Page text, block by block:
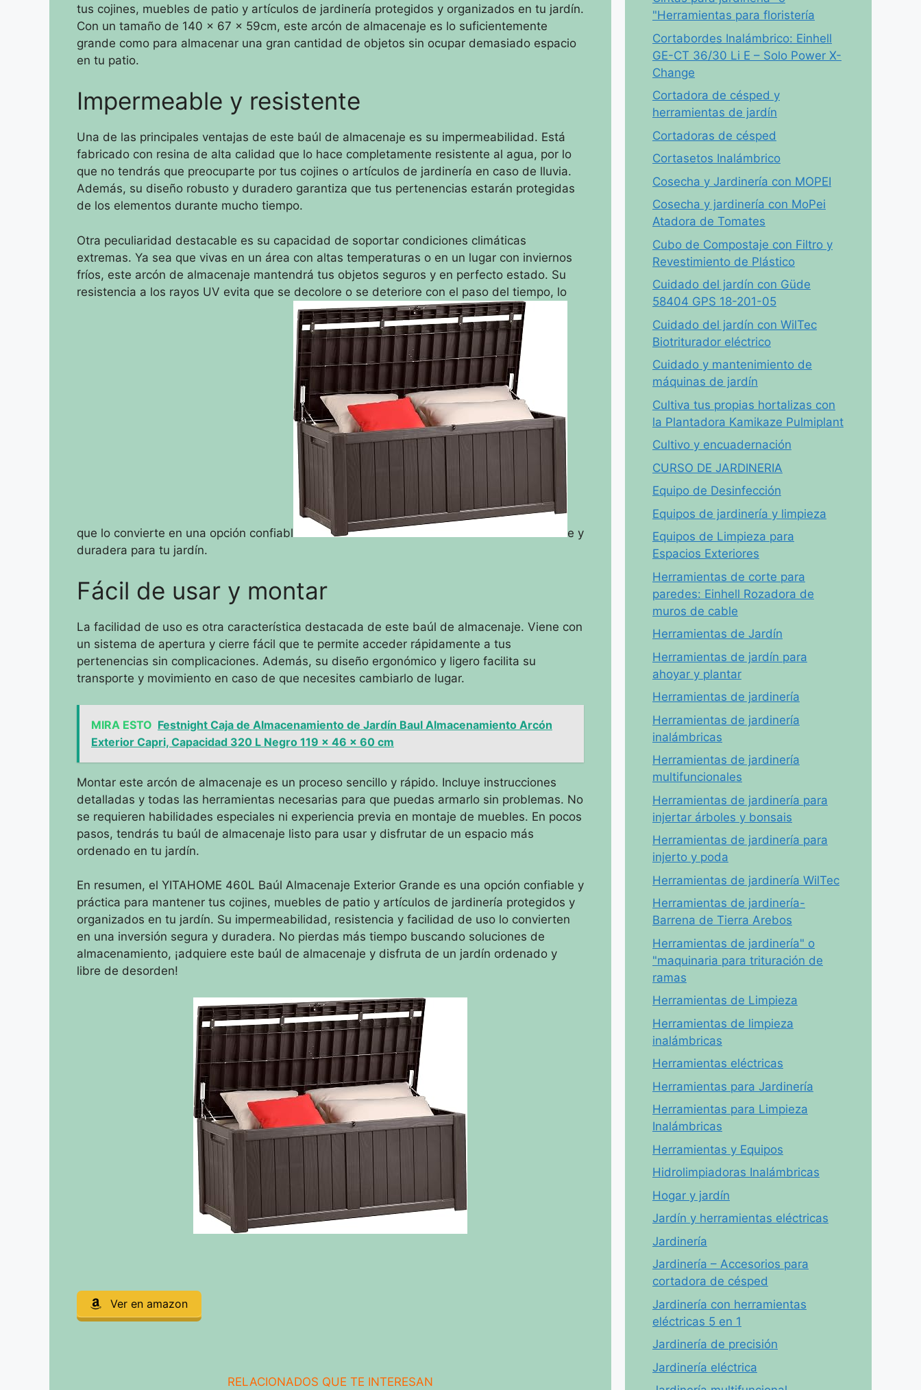
tus cojines, muebles de patio y artículos de jardinería protegidos y organizados en tu jardín.
Con un tamaño de 140 x 67 x 59cm, este arcón de almacenaje es lo suficientemente
grande como para almacenar una gran cantidad de objetos sin ocupar demasiado espacio
en tu patio.
Impermeable y resistente
Una de las principales ventajas de este baúl de almacenaje es su impermeabilidad. Está
fabricado con resina de alta calidad que lo hace completamente resistente al agua, por lo
que no tendrás que preocuparte por tus cojines o artículos de jardinería en caso de lluvia.
Además, su diseño robusto y duradero garantiza que tus pertenencias estarán protegidas
de los elementos durante mucho tiempo.
Otra peculiaridad destacable es su capacidad de soportar condiciones climáticas
extremas. Ya sea que vivas en un área con altas temperaturas o en un lugar con inviernos
fríos, este arcón de almacenaje mantendrá tus objetos seguros y en perfecto estado. Su
resistencia a los rayos UV evita que se decolore o se deteriore con el paso del tiempo, lo
que lo convierte en una opción confiabl
e y
duradera para tu jardín.
Fácil de usar y montar
La facilidad de uso es otra característica destacada de este baúl de almacenaje. Viene con
un sistema de apertura y cierre fácil que te permite acceder rápidamente a tus
pertenencias sin complicaciones. Además, su diseño ergonómico y ligero facilita su
transporte y movimiento en caso de que necesites cambiarlo de lugar.
MIRA ESTO Festnight Caja de Almacenamiento de Jardín Baul Almacenamiento Arcón
Exterior Capri, Capacidad 320 L Negro 119 x 46 x 60 cm
Montar este arcón de almacenaje es un proceso sencillo y rápido. Incluye instrucciones
detalladas y todas las herramientas necesarias para que puedas armarlo sin problemas. No
se requieren habilidades especiales ni experiencia previa en montaje de muebles. En pocos
pasos, tendrás tu baúl de almacenaje listo para usar y disfrutar de un espacio más
ordenado en tu jardín.
En resumen, el YITAHOME 460L Baúl Almacenaje Exterior Grande es una opción confiable y
práctica para mantener tus cojines, muebles de patio y artículos de jardinería protegidos y
organizados en tu jardín. Su impermeabilidad, resistencia y facilidad de uso lo convierten
en una inversión segura y duradera. No pierdas más tiempo buscando soluciones de
almacenamiento, ¡adquiere este baúl de almacenaje y disfruta de un jardín ordenado y
libre de desorden!
Ver en amazon
RELACIONADOS QUE TE INTERESAN
"Herramientas para floristería
Cortabordes Inalámbrico: Einhell
GE-CT 36/30 Li E – Solo Power X-
Change
Cortadora de césped y
herramientas de jardín
Cortadoras de césped
Cortasetos Inalámbrico
Cosecha y Jardinería con MOPEI
Cosecha y jardinería con MoPei
Atadora de Tomates
Cubo de Compostaje con Filtro y
Revestimiento de Plástico
Cuidado del jardín con Güde
58404 GPS 18-201-05
Cuidado del jardín con WilTec
Biotriturador eléctrico
Cuidado y mantenimiento de
máquinas de jardín
Cultiva tus propias hortalizas con
la Plantadora Kamikaze Pulmiplant
Cultivo y encuadernación
CURSO DE JARDINERIA
Equipo de Desinfección
Equipos de jardinería y limpieza
Equipos de Limpieza para
Espacios Exteriores
Herramientas de corte para
paredes: Einhell Rozadora de
muros de cable
Herramientas de Jardín
Herramientas de jardín para
ahoyar y plantar
Herramientas de jardinería
Herramientas de jardinería
inalámbricas
Herramientas de jardinería
multifuncionales
Herramientas de jardinería para
injertar árboles y bonsais
Herramientas de jardinería para
injerto y poda
Herramientas de jardinería WilTec
Herramientas de jardinería-
Barrena de Tierra Arebos
Herramientas de jardinería" o
"maquinaria para trituración de
ramas
Herramientas de Limpieza
Herramientas de limpieza
inalámbricas
Herramientas eléctricas
Herramientas para Jardinería
Herramientas para Limpieza
Inalámbricas
Herramientas y Equipos
Hidrolimpiadoras Inalámbricas
Hogar y jardín
Jardín y herramientas eléctricas
Jardinería
Jardinería – Accesorios para
cortadora de césped
Jardinería con herramientas
eléctricas 5 en 1
Jardinería de precisión
Jardinería eléctrica